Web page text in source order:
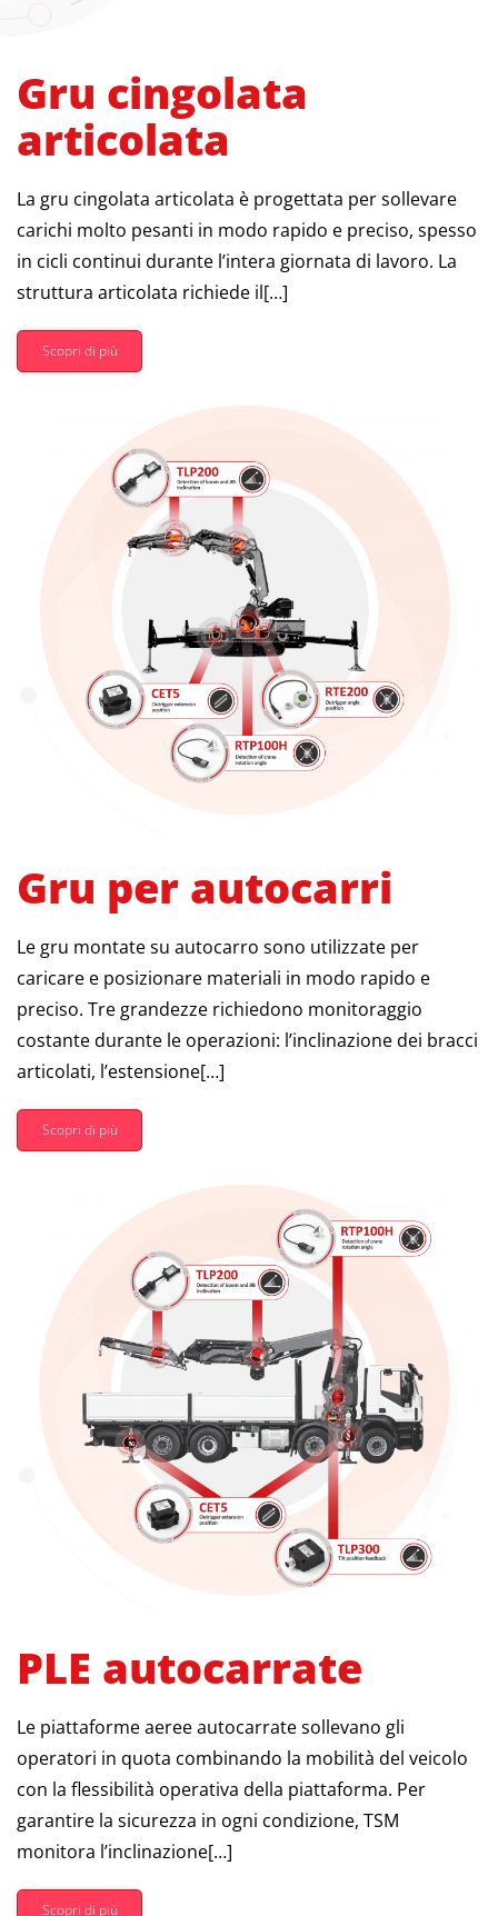
Gru cingolata
articolata
La gru cingolata articolata è progettata per sollevare
carichi molto pesanti in modo rapido e preciso, spesso
in cicli continui durante l’intera giornata di lavoro. La
struttura articolata richiede il[…]
Scopri di più
Gru per autocarri
Le gru montate su autocarro sono utilizzate per
caricare e posizionare materiali in modo rapido e
preciso. Tre grandezze richiedono monitoraggio
costante durante le operazioni: l’inclinazione dei bracci
articolati, l’estensione[…]
Scopri di più
PLE autocarrate
Le piattaforme aeree autocarrate sollevano gli
operatori in quota combinando la mobilità del veicolo
con la flessibilità operativa della piattaforma. Per
garantire la sicurezza in ogni condizione, TSM
monitora l’inclinazione[…]
Scopri di più